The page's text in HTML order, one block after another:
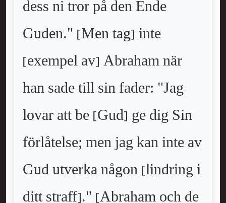
dess ni tror på den Ende
Guden." [Men tag] inte
[exempel av] Abraham när
han sade till sin fader: "Jag
lovar att be [Gud] ge dig Sin
förlåtelse; men jag kan inte av
Gud utverka någon [lindring i
ditt straff]." [Abraham och de